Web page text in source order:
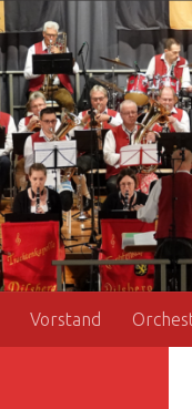
Vorstand